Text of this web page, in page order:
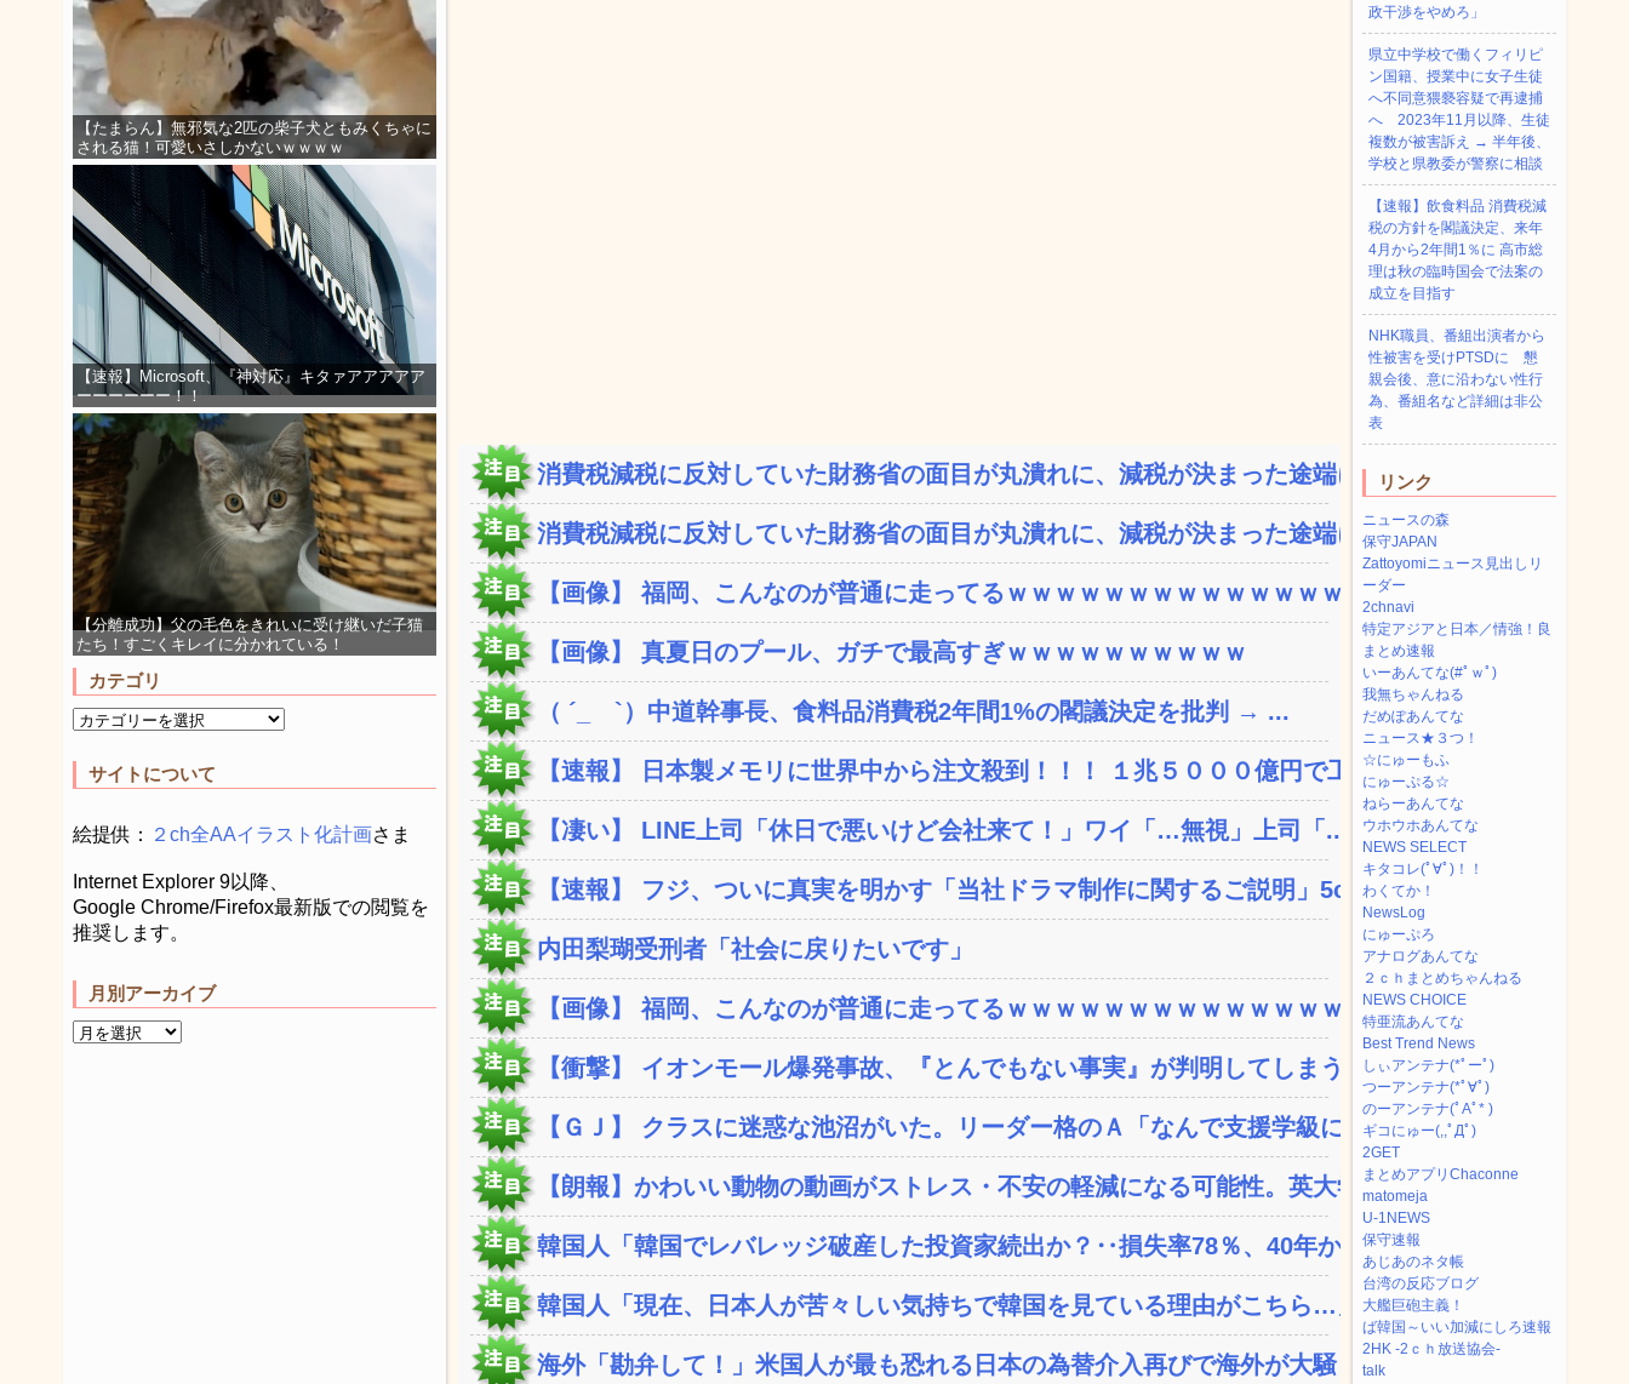
【たまらん】無邪気な2匹の柴子犬ともみくちゃに
される猫！可愛いさしかないｗｗｗｗ
【速報】Microsoft、『神対応』キタァアアアアア
ーーーーーー！！
【分離成功】父の毛色をきれいに受け継いだ子猫
たち！すごくキレイに分かれている！
カテゴリ
サイトについて
絵提供： ２ch全AAイラスト化計画さま
Internet Explorer 9以降、
Google Chrome/Firefox最新版での閲覧を
推奨します。
月別アーカイブ
消費税減税に反対していた財務省の面目が丸潰れに、減税が決まった途端に市...
消費税減税に反対していた財務省の面目が丸潰れに、減税が決まった途端に市...
【画像】 福岡、こんなのが普通に走ってるｗｗｗｗｗｗｗｗｗｗｗｗｗｗｗ...
【画像】 真夏日のプール、ガチで最高すぎｗｗｗｗｗｗｗｗｗｗ
（ ´_ゝ`）中道幹事長、食料品消費税2年間1%の閣議決定を批判 → ...
【速報】 日本製メモリに世界中から注文殺到！！！ １兆５０００億円で工...
【凄い】 LINE上司「休日で悪いけど会社来て！」ワイ「…無視」上司「...
【速報】 フジ、ついに真実を明かす「当社ドラマ制作に関するご説明」5c...
内田梨瑚受刑者「社会に戻りたいです」
【画像】 福岡、こんなのが普通に走ってるｗｗｗｗｗｗｗｗｗｗｗｗｗｗｗ...
【衝撃】 イオンモール爆発事故、『とんでもない事実』が判明してしまう・...
【ＧＪ】 クラスに迷惑な池沼がいた。リーダー格のＡ「なんで支援学級に入...
【朗報】かわいい動物の動画がストレス・不安の軽減になる可能性。英大学の...
韓国人「韓国でレバレッジ破産した投資家続出か？‥損失率78％、40年か...
韓国人「現在、日本人が苦々しい気持ちで韓国を見ている理由がこちら…」→...
海外「勘弁して！」米国人が最も恐れる日本の為替介入再びで海外が大騒ぎ
政干渉をやめろ」
県立中学校で働くフィリピ
ン国籍、授業中に女子生徒
へ不同意猥褻容疑で再逮捕
へ 2023年11月以降、生徒
複数が被害訴え → 半年後、
学校と県教委が警察に相談
【速報】飲食料品 消費税減
税の方針を閣議決定、来年
4月から2年間1％に 高市総
理は秋の臨時国会で法案の
成立を目指す
NHK職員、番組出演者から
性被害を受けPTSDに 懇
親会後、意に沿わない性行
為、番組名など詳細は非公
表
リンク
ニュースの森
保守JAPAN
Zattoyomiニュース見出しリ
ーダー
2chnavi
特定アジアと日本／情強！良
まとめ速報
いーあんてな(#ﾟｗﾟ)
我無ちゃんねる
だめぽあんてな
ニュース★３つ！
☆にゅーもふ
にゅーぷる☆
ねらーあんてな
ウホウホあんてな
NEWS SELECT
キタコレ(ﾟ∀ﾟ)！！
わくてか！
NewsLog
にゅーぷろ
アナログあんてな
２ｃｈまとめちゃんねる
NEWS CHOICE
特亜流あんてな
Best Trend News
しぃアンテナ(*ﾟーﾟ)
つーアンテナ(*ﾟ∀ﾟ)
のーアンテナ(ﾟAﾟ* )
ギコにゅー(,,ﾟДﾟ)
2GET
まとめアプリChaconne
matomeja
U-1NEWS
保守速報
あじあのネタ帳
台湾の反応ブログ
大艦巨砲主義！
ば韓国～いい加減にしろ速報
2HK -2ｃｈ放送協会-
talk